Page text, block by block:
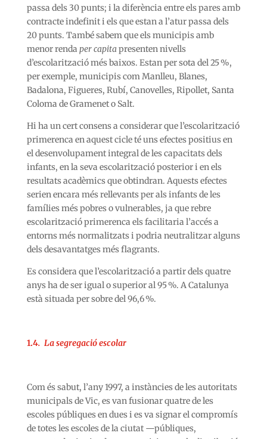
passa dels 30 punts; i la diferència entre els pares amb
contracte indefinit i els que estan a l’atur passa dels
20 punts. També sabem que els municipis amb
menor renda per capitapresenten nivells
d’escolarització més baixos. Estan per sota del 25 %,
per exemple, municipis com Manlleu, Blanes,
Badalona, Figueres, Rubí, Canovelles, Ripollet, Santa
Coloma de Gramenet o Salt.
Hi ha un cert consens a considerar que l’escolarització
primerenca en aquest cicle té uns efectes positius en
el desenvolupament integral de les capacitats dels
infants, en la seva escolarització posterior i en els
resultats acadèmics que obtindran. Aquests efectes
serien encara més rellevants per als infants de les
famílies més pobres o vulnerables, ja que rebre
escolarització primerenca els facilitaria l’accés a
entorns més normalitzats i podria neutralitzar alguns
dels desavantatges més flagrants.
Es considera que l’escolarització a partir dels quatre
anys ha de ser igual o superior al 95 %. A Catalunya
està situada per sobre del 96,6 %.
1.4. La segregació escolar
Com és sabut, l’any 1997, a instàncies de les autoritats
municipals de Vic, es van fusionar quatre de les
escoles públiques en dues i es va signar el compromís
de totes les escoles de la ciutat —públiques,